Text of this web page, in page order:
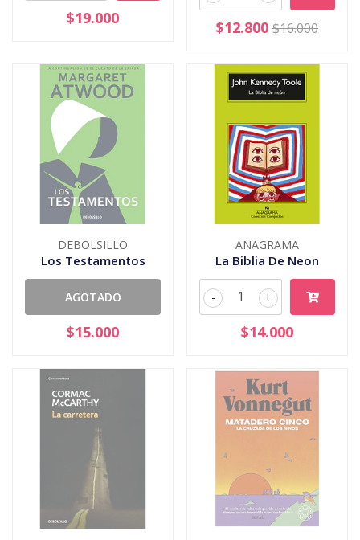
$19.000 $12.800 $16.000
DEBOLSILLO
Los Testamentos
AGOTADO
$15.000
ANAGRAMA
La Biblia De Neon
+
-
$14.000